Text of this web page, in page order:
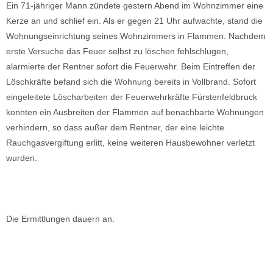
Ein 71-jähriger Mann zündete gestern Abend im Wohnzimmer eine
Kerze an und schlief ein. Als er gegen 21 Uhr aufwachte, stand die
Wohnungseinrichtung seines Wohnzimmers in Flammen. Nachdem
erste Versuche das Feuer selbst zu löschen fehlschlugen,
alarmierte der Rentner sofort die Feuerwehr. Beim Eintreffen der
Löschkräfte befand sich die Wohnung bereits in Vollbrand. Sofort
eingeleitete Löscharbeiten der Feuerwehrkräfte Fürstenfeldbruck
konnten ein Ausbreiten der Flammen auf benachbarte Wohnungen
verhindern, so dass außer dem Rentner, der eine leichte
Rauchgasvergiftung erlitt, keine weiteren Hausbewohner verletzt
wurden.
Die Ermittlungen dauern an.